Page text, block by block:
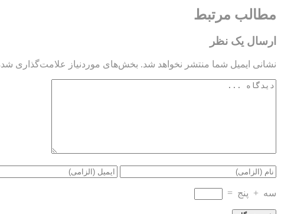
مطالب مرتبط
ارسال یک نظر
نشانی ایمیل شما منتشر نخواهد شد. بخش‌های موردنیاز علامت‌گذاری
سه + پنج =